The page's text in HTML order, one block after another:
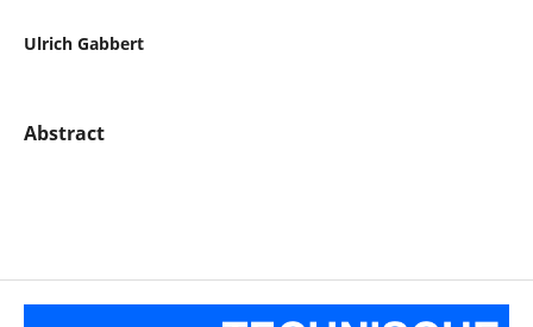
Ulrich Gabbert
Abstract